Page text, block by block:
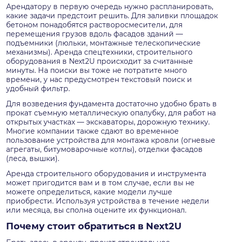
Арендатору в первую очередь нужно распланировать,
какие задачи предстоит решить. Для заливки площадок
бетоном понадобятся растворосмесители, для
перемещения грузов вдоль фасадов зданий —
подъемники (люльки, монтажные телескопические
механизмы). Аренда спецтехники, строительного
оборудования в Next2U происходит за считанные
минуты. На поиски вы тоже не потратите много
времени, у нас предусмотрен текстовый поиск и
удобный фильтр.
Для возведения фундамента достаточно удобно брать в
прокат съемную металлическую опалубку, для работ на
открытых участках — экскаваторы, дорожную технику.
Многие компании также сдают во временное
пользование устройства для монтажа кровли (огневые
агрегаты, битумоварочные котлы), отделки фасадов
(леса, вышки).
Аренда строительного оборудования и инструмента
может пригодится вам и в том случае, если вы не
можете определиться, какие модели лучше
приобрести. Используя устройства в течение недели
или месяца, вы сполна оцените их функционал.
Почему стоит обратиться в Next2U